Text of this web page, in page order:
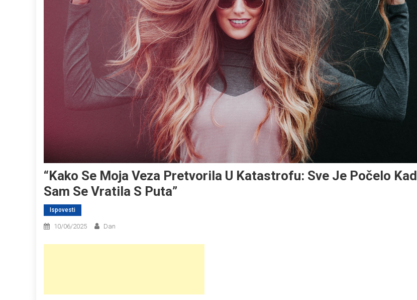
“Kako Se Moja Veza Pretvorila U Katastrofu: Sve Je Počelo Kad
Sam Se Vratila S Puta”
Ispovesti
10/06/2025 Dan